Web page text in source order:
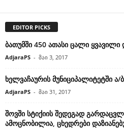
EDITOR PICKS
ბათუმში 450 ათასი ცალი ყვავილი
AdjaraPS - მაი 3, 2017
ხელვაჩაურის მუნიციპალიტეტში
AdjaraPS - მაი 31, 2017
შოვში სტიქიის შედეგად
ამოცნობილია, ცხედრები